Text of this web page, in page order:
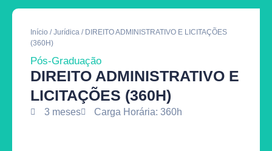
Início /Jurídica / DIREITO ADMINISTRATIVO E LICITAÇÕES
(360H)
Pós-Graduação
DIREITO ADMINISTRATIVO E
LICITAÇÕES (360H)
3 meses Carga Horária: 360h